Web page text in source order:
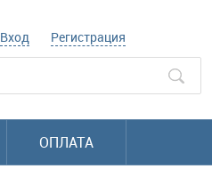
Вход Регистрация
ОПЛАТА